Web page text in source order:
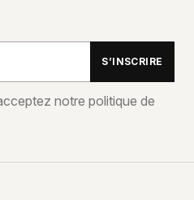
S’INSCRIRE
notre politique de